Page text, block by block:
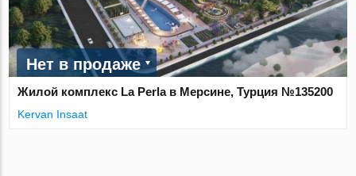
Нет в продаже
Жилой комплекс La Perla в Мерсине, Турция №135200
Kervan Insaat